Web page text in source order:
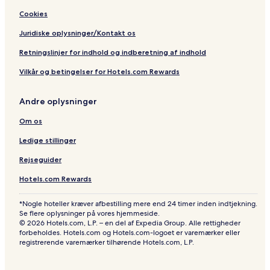
Cookies
Juridiske oplysninger/Kontakt os
Retningslinjer for indhold og indberetning af indhold
Vilkår og betingelser for Hotels.com Rewards
Andre oplysninger
Om os
Ledige stillinger
Rejseguider
Hotels.com Rewards
*Nogle hoteller kræver afbestilling mere end 24 timer inden indtjekning.
Se flere oplysninger på vores hjemmeside.
© 2026 Hotels.com, L.P. – en del af Expedia Group. Alle rettigheder
forbeholdes. Hotels.com og Hotels.com-logoet er varemærker eller
registrerende varemærker tilhørende Hotels.com, L.P.